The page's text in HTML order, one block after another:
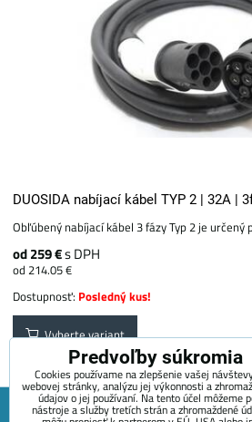
DUOSIDA nabíjací kábel TYP 2 | 32A |
Obľúbený nabíjací kábel 3 fázy Typ 2 je určený
od 259 €s DPH
od 214.05 €
Dostupnosť: Posledný kus!
Vyberte variant
Predvoľby súkromia
Cookies používame na zlepšenie vašej
webovej stránky, analýzu jej výkonnosti a
údajov o jej používaní. Na tento účel môžeme
nástroje a služby tretích strán a zhromaždené